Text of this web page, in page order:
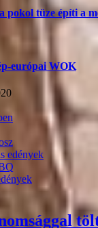
pokol tüze építi a
európai WOK
edények